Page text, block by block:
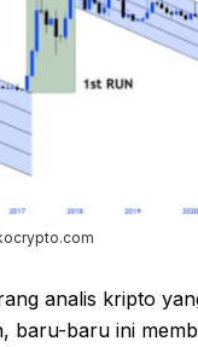
analis kripto
baru-baru ini